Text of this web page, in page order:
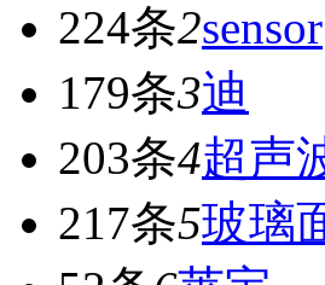
224条2sensor
179条3迪
203条4超声
217条5玻璃